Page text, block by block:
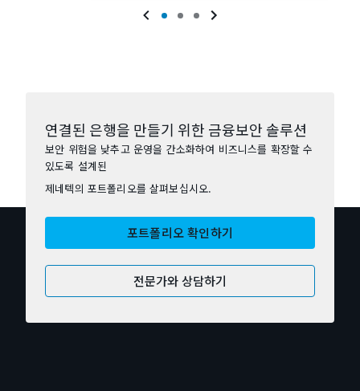
연결된 은행을 만들기 위한 금융보안 솔루션
보안 위험을 낮추고 운영을 간소화하여 비즈니스를 확장할 수
있도록 설계된
제네텍의 포트폴리오를 살펴보십시오.
포트폴리오 확인하기
전문가와 상담하기